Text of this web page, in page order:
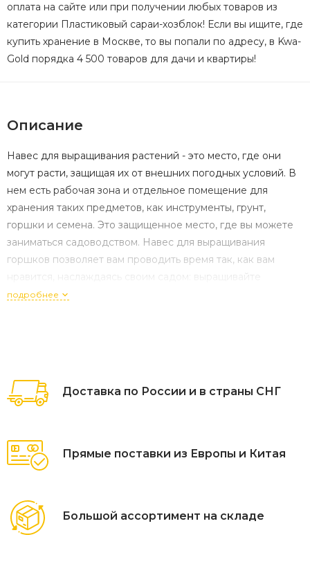
оплата на сайте или при получении любых товаров из
категории Пластиковый сараи-хозблок! Если вы ищите, где
купить хранение в Москве, то вы попали по адресу, в Kwa-
Gold порядка 4 500 товаров для дачи и квартиры!
Описание
Навес для выращивания растений - это место, где они
могут расти, защищая их от внешних погодных условий. В
нем есть рабочая зона и отдельное помещение для
хранения таких предметов, как инструменты, грунт,
горшки и семена. Это защищенное место, где вы можете
заниматься садоводством. Навес для выращивания
горшков позволяет вам проводить время так, как вам
нравится, наслаждаясь своим садом: выращивайте
разнообразные растения или готовьте их самостоятельно.
подробнее
Доставка по России и в страны СНГ
Прямые поставки из Европы и Китая
Большой ассортимент на складе